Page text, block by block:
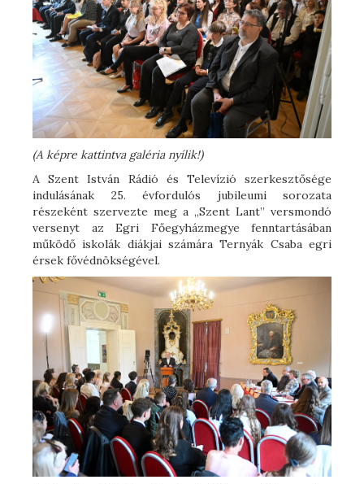
(A képre kattintva galéria nyílik!)
A Szent István Rádió és Televízió szerkesztősége
indulásának 25. évfordulós jubileumi sorozata
részeként szervezte meg a „Szent Lant” versmondó
versenyt az Egri Főegyházmegye fenntartásában
működő iskolák diákjai számára Ternyák Csaba egri
érsek fővédnökségével.